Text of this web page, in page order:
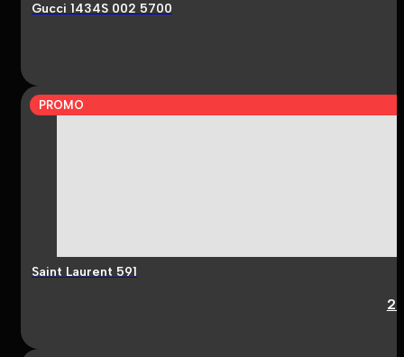
Gucci 1434S 002 5700
PROMO
Saint Laurent 591